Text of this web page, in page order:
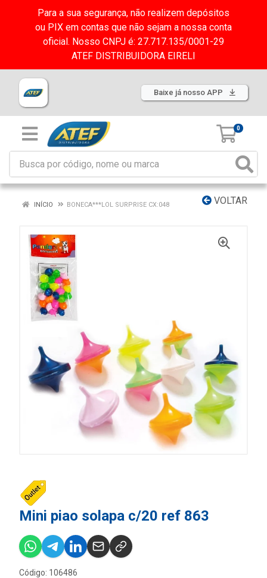
Para a sua segurança, não realizem depósitos
ou PIX em contas que não sejam a nossa conta
oficial. Nosso CNPJ é: 27.717.135/0001-29
ATEF DISTRIBUIDORA EIRELI
Baixe já nosso APP
0
VOLTAR
INÍCIO BONECA***LOL SURPRISE CX:048
Mini piao solapa c/20 ref 863
Código: 106486